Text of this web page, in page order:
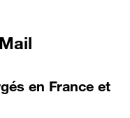
en France et